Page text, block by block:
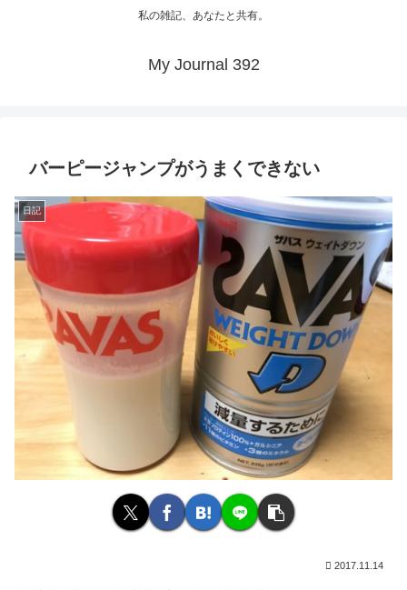
私の雑記、あなたと共有。
My Journal 392
バーピージャンプがうまくできない
日記
2017.11.14